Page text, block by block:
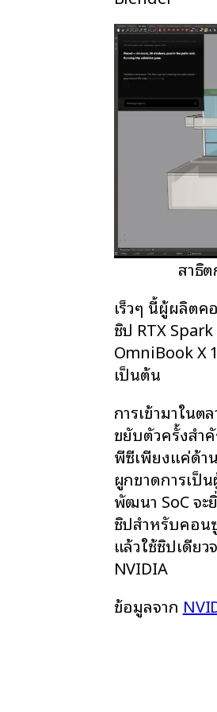
สาธิ
เร็วๆ นี้ผู้ผลิตค
ชิป RTX
OmniBook X
เป็นต้น
การเข้ามาใน
ขยับตัวครั้งสำ
พีซีเพียงแค่ด้า
ผูกขาดการเป็
พัฒนา SoC จะ
ชิปสำหรับคอน
แล้วใช้ชิปเดีย
NVIDIA
ข้อมูลจาก